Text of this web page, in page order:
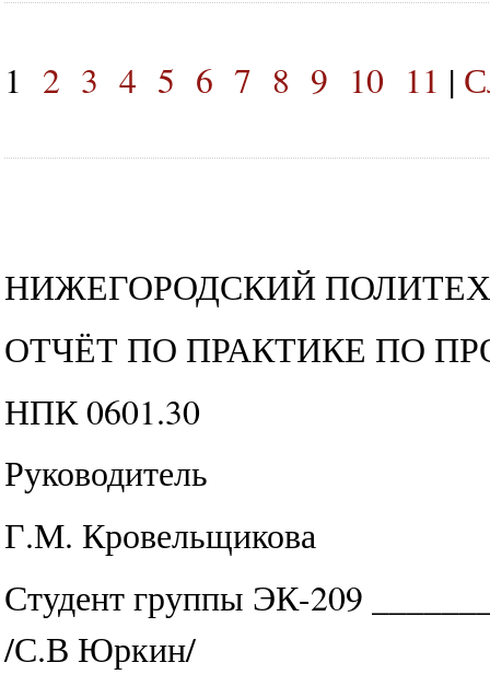
1 2 3 4 5 6 7 8 9 10 11 |
НИЖЕГОРОДСКИЙ
ОТЧЁТ ПО ПРАКТИКЕ ПО
НПК 0601.30
Руководитель
Г.М. Кровельщикова
Студент группы ЭК-209
/С.В Юркин/